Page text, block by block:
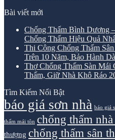
Bài viết mới
Chống Thấm Bình Dương
Chống Thấm Hiệu Quả
Thi Công Chống Thấm
Trên 10 Năm, Bảo Hành
Thợ Chống Thấm Sàn Mái
Thấm, Giữ Nhà Khô Ráo
Tìm Kiếm Nổi Bật
báo giá sơn nhà báo giá
thấm mái tôn chống thấm
thượng chống thấm sân